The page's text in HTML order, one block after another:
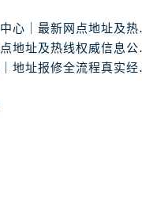
亲身探访浪
北京浪琴官
亲身探访浪